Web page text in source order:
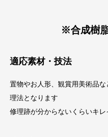
※合成樹
適応素材・技法
置物やお人形、観賞用美術品
理法となります
修理跡が分からないくらいキ